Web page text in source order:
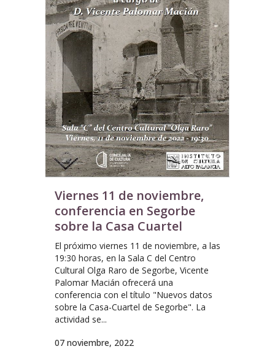
Viernes 11 de noviembre,
conferencia en Segorbe
sobre la Casa Cuartel
El próximo viernes 11 de noviembre, a las
19:30 horas, en la Sala C del Centro
Cultural Olga Raro de Segorbe, Vicente
Palomar Macián ofrecerá una
conferencia con el título "Nuevos datos
sobre la Casa-Cuartel de Segorbe". La
actividad se...
07 noviembre, 2022